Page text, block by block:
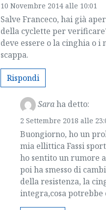
10 Novembre 2014 alle 10:01
Salve Franceco, hai già
della cyclette per
deve essere o la cinghia o
scappa.
Rispondi
Saraha detto:
2 Settembre 2018 alle
Buongiorno, ho un
mia ellittica Fassi
ho sentito un rumore
poi ha smesso di
della resistenza, la
integra,cosa potrebbe